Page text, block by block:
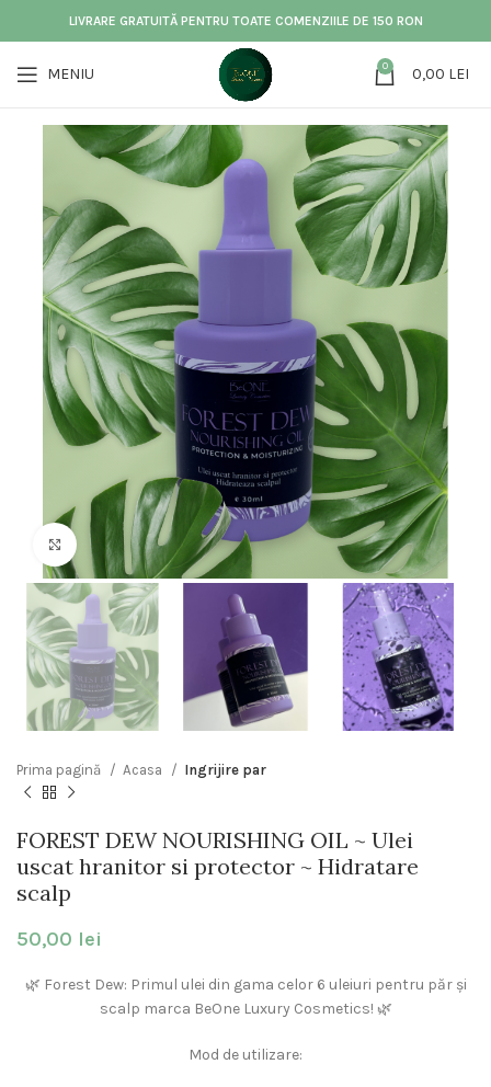
LIVRARE GRATUITĂ PENTRU TOATE COMENZIILE DE 150 RON
MENIU 0 0,00 LEI
Click to enlarge
Prima pagină Acasa Ingrijire par
FOREST DEW NOURISHING OIL ~ Ulei
uscat hranitor si protector ~ Hidratare
scalp
50,00 lei
🌿 Forest Dew: Primul ulei din gama celor 6 uleiuri pentru păr și
scalp marca BeOne Luxury Cosmetics! 🌿
Mod de utilizare: